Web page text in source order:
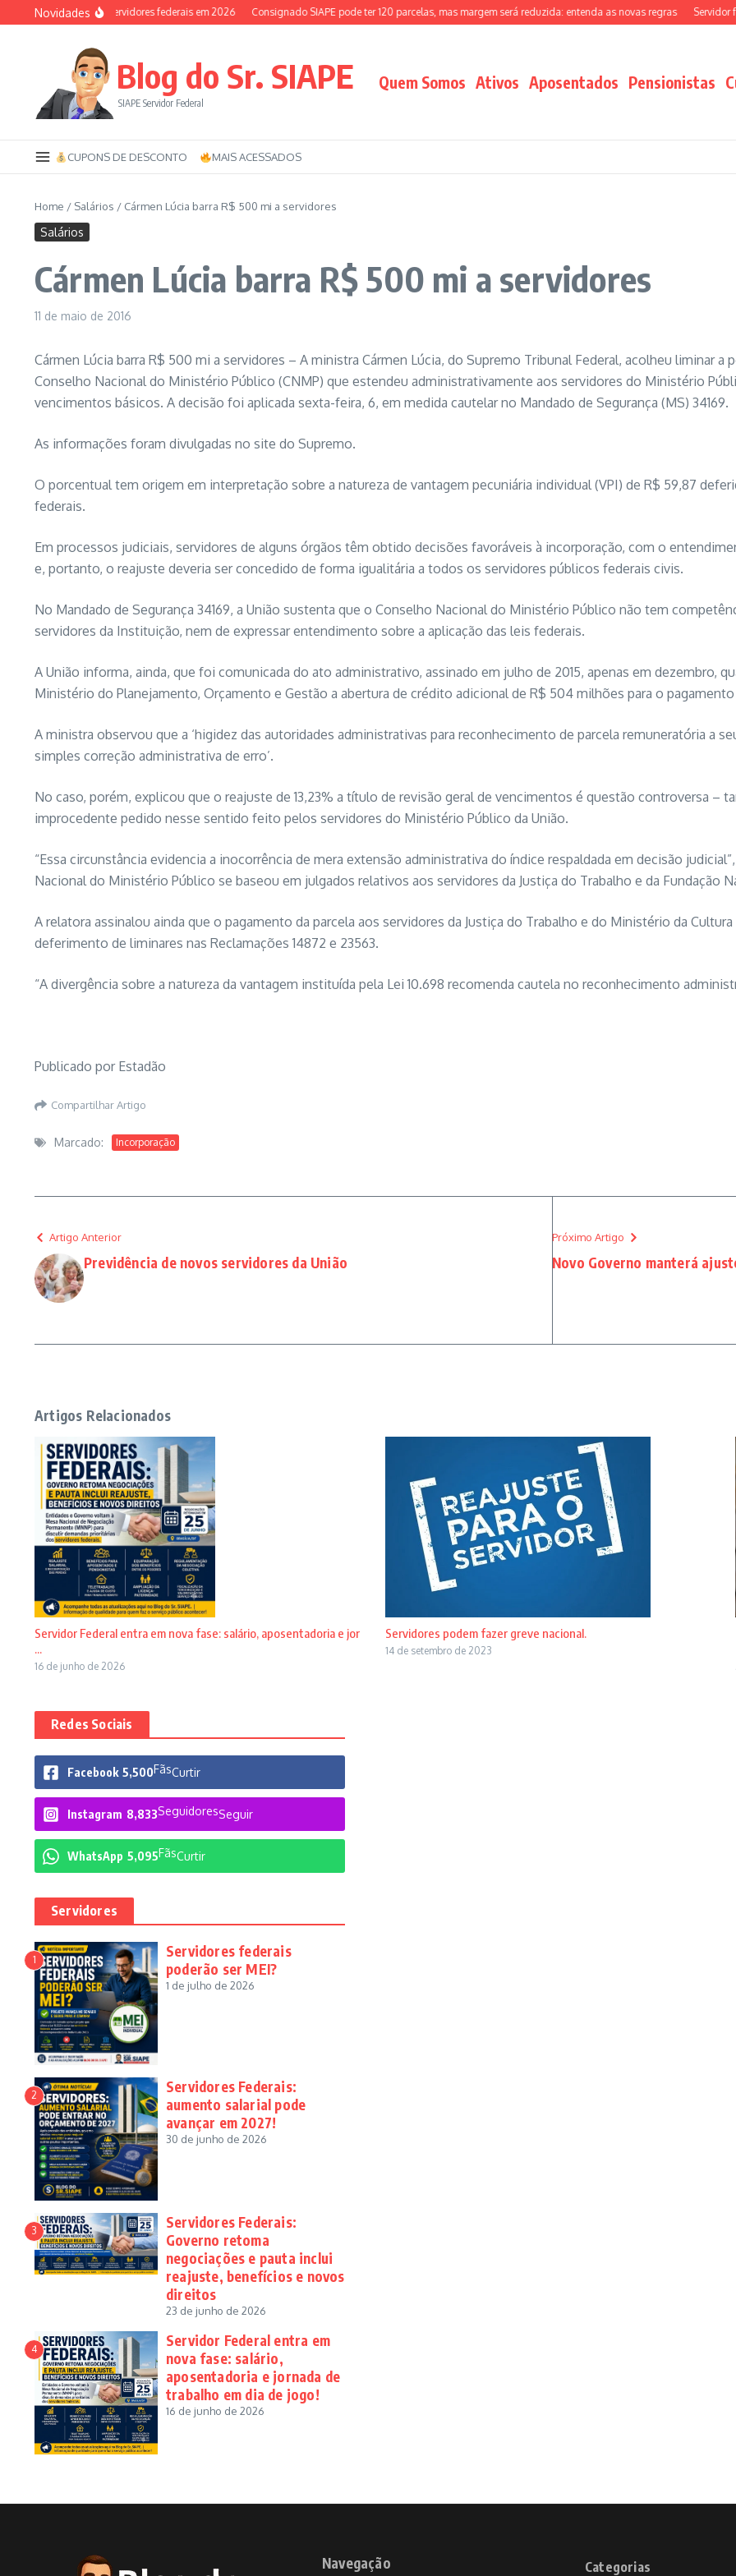
Ir para o conteúdo
Novidades
Auxílio-saúde dos servidores federais em 2026 Consignado SIAPE pode ter 120 parcelas, mas margem será reduzida: entenda as novas regras Servidor
Blog do Sr. SIAPE
SIAPE Servidor Federal
Quem Somos Ativos Aposentados Pensionistas
CUPONS DE DESCONTO MAIS ACESSADOS
Home / Salários / Cármen Lúcia barra R$ 500 mi a servidores
Salários
Cármen Lúcia barra R$ 500 mi a servidores
11 de maio de 2016
Cármen Lúcia barra R$ 500 mi a servidores – A ministra Cármen Lúcia, do Supremo Tribunal Federal, acolheu liminar
Conselho Nacional do Ministério Público (CNMP) que estendeu administrativamente aos servidores do Ministério
vencimentos básicos. A decisão foi aplicada sexta-feira, 6, em medida cautelar no Mandado de Segurança (MS) 34169.
As informações foram divulgadas no site do Supremo.
O porcentual tem origem em interpretação sobre a natureza de vantagem pecuniária individual (VPI) de R$ 59,87
federais.
Em processos judiciais, servidores de alguns órgãos têm obtido decisões favoráveis à incorporação, com o
e, portanto, o reajuste deveria ser concedido de forma igualitária a todos os servidores públicos federais civis.
No Mandado de Segurança 34169, a União sustenta que o Conselho Nacional do Ministério Público não tem
servidores da Instituição, nem de expressar entendimento sobre a aplicação das leis federais.
A União informa, ainda, que foi comunicada do ato administrativo, assinado em julho de 2015, apenas em dezembro,
Ministério do Planejamento, Orçamento e Gestão a abertura de crédito adicional de R$ 504 milhões para o
A ministra observou que a ‘higidez das autoridades administrativas para reconhecimento de parcela remuneratória a
simples correção administrativa de erro’.
No caso, porém, explicou que o reajuste de 13,23% a título de revisão geral de vencimentos é questão controversa –
improcedente pedido nesse sentido feito pelos servidores do Ministério Público da União.
“Essa circunstância evidencia a inocorrência de mera extensão administrativa do índice respaldada em decisão
Nacional do Ministério Público se baseou em julgados relativos aos servidores da Justiça do Trabalho e da Fundação
A relatora assinalou ainda que o pagamento da parcela aos servidores da Justiça do Trabalho e do Ministério da
deferimento de liminares nas Reclamações 14872 e 23563.
“A divergência sobre a natureza da vantagem instituída pela Lei 10.698 recomenda cautela no reconhecimento
Publicado por Estadão
Compartilhar Artigo
Marcado: Incorporação
Artigo Anterior
Previdência de novos servidores da União
Próximo Artigo
Novo Governo manterá
Artigos Relacionados
Servidor Federal entra em nova fase: salário, aposentadoria e jor
...
16 de junho de 2026
Servidores podem fazer greve nacional.
14 de setembro de 2023
Redes Sociais
Facebook 5,500FãsCurtir
Instagram 8,833SeguidoresSeguir
WhatsApp 5,095FãsCurtir
Servidores
1
Servidores federais
poderão ser MEI?
1 de julho de 2026
2
Servidores Federais:
aumento salarial pode
avançar em 2027!
30 de junho de 2026
3
Servidores Federais:
Governo retoma
negociações e pauta inclui
reajuste, benefícios e novos
direitos
23 de junho de 2026
4
Servidor Federal entra em
nova fase: salário,
aposentadoria e jornada de
trabalho em dia de jogo!
16 de junho de 2026
Navegação Categorias